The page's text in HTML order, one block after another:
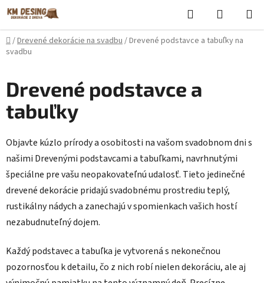
Prejsť
na
obsah
Hľadať
KOŠÍK
Domov
/Drevené dekorácie na svadbu/Drevené podstavce a tabuľky na
svadbu
Drevené podstavce a
tabuľky
Objavte kúzlo prírody a osobitosti na vašom svadobnom dni s
našimi Drevenými podstavcami a tabuľkami, navrhnutými
špeciálne pre vašu neopakovateľnú udalosť. Tieto jedinečné
drevené dekorácie pridajú svadobnému prostrediu teplý,
rustikálny nádych a zanechajú v spomienkach vašich hostí
nezabudnuteľný dojem.
Každý podstavec a tabuľka je vytvorená s nekonečnou
pozornosťou k detailu, čo z nich robí nielen dekoráciu, ale aj